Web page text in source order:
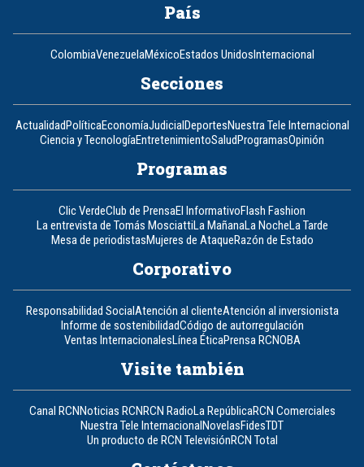
País
ColombiaVenezuelaMéxicoEstados UnidosInternacional
Secciones
ActualidadPolíticaEconomíaJudicialDeportesNuestra Tele Internacional
Ciencia y TecnologíaEntretenimientoSaludProgramasOpinión
Programas
Clic VerdeClub de PrensaEl InformativoFlash Fashion
La entrevista de Tomás MosciattiLa MañanaLa NocheLa Tarde
Mesa de periodistasMujeres de AtaqueRazón de Estado
Corporativo
Responsabilidad SocialAtención al clienteAtención al inversionista
Informe de sostenibilidadCódigo de autorregulación
Ventas InternacionalesLínea ÉticaPrensa RCNOBA
Visite también
Canal RCNNoticias RCNRCN RadioLa RepúblicaRCN Comerciales
Nuestra Tele InternacionalNovelasFidesTDT
Un producto de RCN TelevisiónRCN Total